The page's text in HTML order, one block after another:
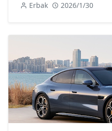
Erbak 2026/1/30